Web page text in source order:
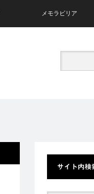
メモラビリア
サイト内検